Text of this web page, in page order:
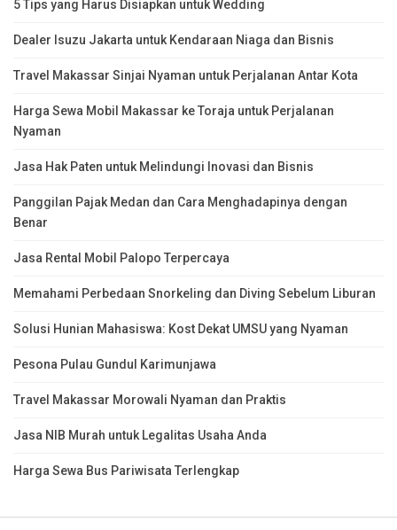
5 Tips yang Harus Disiapkan untuk Wedding
Dealer Isuzu Jakarta untuk Kendaraan Niaga dan Bisnis
Travel Makassar Sinjai Nyaman untuk Perjalanan Antar Kota
Harga Sewa Mobil Makassar ke Toraja untuk Perjalanan
Nyaman
Jasa Hak Paten untuk Melindungi Inovasi dan Bisnis
Panggilan Pajak Medan dan Cara Menghadapinya dengan
Benar
Jasa Rental Mobil Palopo Terpercaya
Memahami Perbedaan Snorkeling dan Diving Sebelum Liburan
Solusi Hunian Mahasiswa: Kost Dekat UMSU yang Nyaman
Pesona Pulau Gundul Karimunjawa
Travel Makassar Morowali Nyaman dan Praktis
Jasa NIB Murah untuk Legalitas Usaha Anda
Harga Sewa Bus Pariwisata Terlengkap